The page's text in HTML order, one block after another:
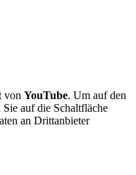
von YouTube. Um auf den
auf die Schaltfläche
an Drittanbieter